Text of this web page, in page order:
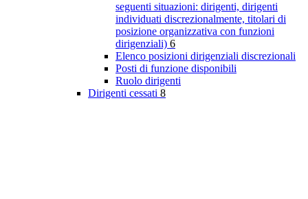
seguenti situazioni: dirigenti, dirigenti
individuati discrezionalmente, titolari di
posizione organizzativa con funzioni
dirigenziali) 6
Elenco posizioni dirigenziali discrezionali
Posti di funzione disponibili
Ruolo dirigenti
Dirigenti cessati 8